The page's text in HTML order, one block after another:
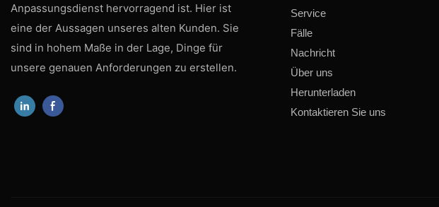
Anpassungsdienst hervorragend ist. Hier ist
eine der Aussagen unseres alten Kunden. Sie
sind in hohem Maße in der Lage, Dinge für
unsere genauen Anforderungen zu erstellen.
Service
Fälle
Nachricht
Über uns
Herunterladen
Kontaktieren Sie uns